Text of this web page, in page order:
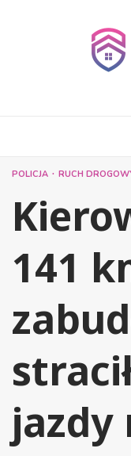
POLICJA RUCH
141
jazdy